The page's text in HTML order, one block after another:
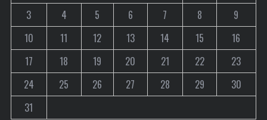
3
4 5 6 7 8
9
10
11 12 13 14 15
16
17
18 19 20 21 22
23
24
25 26 27 28 29
30
31